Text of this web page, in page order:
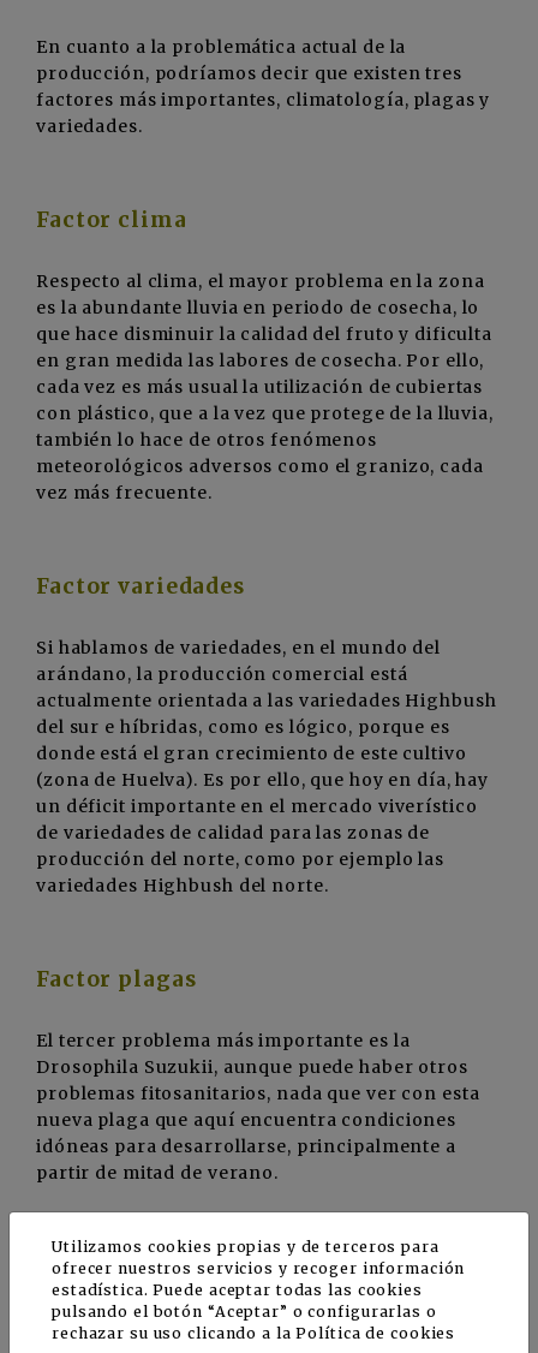
En cuanto a la problemática actual de la
producción, podríamos decir que existen tres
factores más importantes, climatología, plagas y
variedades.
Factor clima
Respecto al clima, el mayor problema en la zona
es la abundante lluvia en periodo de cosecha, lo
que hace disminuir la calidad del fruto y dificulta
en gran medida las labores de cosecha. Por ello,
cada vez es más usual la utilización de cubiertas
con plástico, que a la vez que protege de la lluvia,
también lo hace de otros fenómenos
meteorológicos adversos como el granizo, cada
vez más frecuente.
Factor variedades
Si hablamos de variedades, en el mundo del
arándano, la producción comercial está
actualmente orientada a las variedades Highbush
del sur e híbridas, como es lógico, porque es
donde está el gran crecimiento de este cultivo
(zona de Huelva). Es por ello, que hoy en día, hay
un déficit importante en el mercado viverístico
de variedades de calidad para las zonas de
producción del norte, como por ejemplo las
variedades Highbush del norte.
Factor plagas
El tercer problema más importante es la
Drosophila Suzukii, aunque puede haber otros
problemas fitosanitarios, nada que ver con esta
nueva plaga que aquí encuentra condiciones
idóneas para desarrollarse, principalmente a
partir de mitad de verano.
El futuro del arándano en el norte de
España
Utilizamos cookies propias y de terceros para
ofrecer nuestros servicios y recoger información
estadística. Puede aceptar todas las cookies
pulsando el botón “Aceptar” o configurarlas o
rechazar su uso clicando a laPolítica de cookies